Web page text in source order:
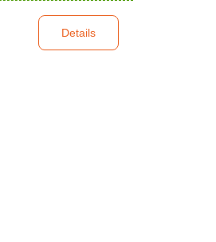
Details